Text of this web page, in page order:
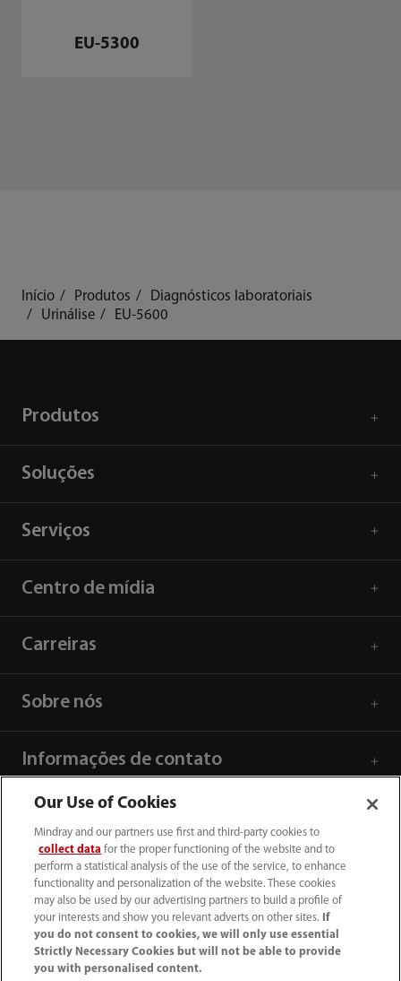
EU-5300
Início Produtos
Diagnósticos laboratoriais
Urinálise
EU-5600
Produtos
Soluções
Serviços
Centro de mídia
Carreiras
Sobre nós
Informações de contato
Our Use of Cookies
Mindray and our partners use first and third-party cookies to
collect data for the proper functioning of the website and to
perform a statistical analysis of the use of the service, to enhance
functionality and personalization of the website. These cookies
may also be used by our advertising partners to build a profile of
your interests and show you relevant adverts on other sites.
If
you do not consent to cookies, we will only use essential
Strictly Necessary Cookies but will not be able to provide
you with personalised content.